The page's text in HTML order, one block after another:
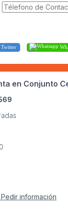
Twitter
en Conjunto
Pedir información